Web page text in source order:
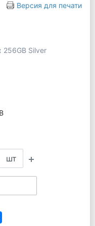
Версия для печати
256GB Silver
шт